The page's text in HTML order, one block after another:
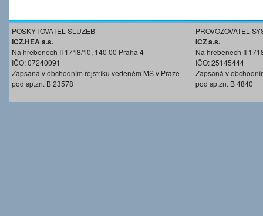
POSKYTOVATEL SLUŽEB
ICZ.HEA a.s.
Na hřebenech II 1718/10, 140 00 Praha 4
IČO: 07240091
Zapsaná v obchodním rejstříku vedeném MS v Praze
pod sp.zn. B 23578
PROVOZOVATEL
ICZ a.s.
Na hřebenech II
IČO: 25145444
Zapsaná v
pod sp.zn. B 4840